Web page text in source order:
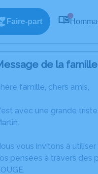
Faire-part
de la famille
famille, chers amis,
avec une grande
vous invitons à
pensées à travers des